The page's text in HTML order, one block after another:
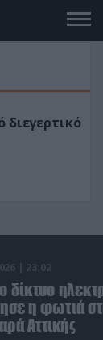
σου με το
με
| 23:02
δίκτυο
η φωτιά
Αττικής